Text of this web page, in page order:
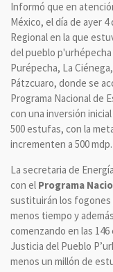
Informó que en
México, el día de ayer
Regional en la que
del pueblo
Purépecha, La
Pátzcuaro, donde se
Programa Nacional de
con una inversión
500 estufas, con la
incrementen a 500 mdp.
La secretaria de
con el Programa
sustituirán los fogones
menos tiempo y
comenzando en las
Justicia del Pueblo
menos un millón de